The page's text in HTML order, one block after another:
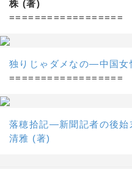
株 (著)
==================
独りじゃダメなの―中国女
==================
落穂拾記―新聞記者の後
清雅 (著)